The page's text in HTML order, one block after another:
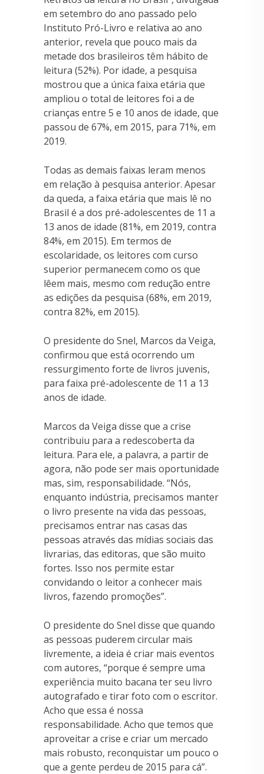
em setembro do ano passado pelo
Instituto Pró-Livro e relativa ao ano
anterior, revela que pouco mais da
metade dos brasileiros têm hábito de
leitura (52%). Por idade, a pesquisa
mostrou que a única faixa etária que
ampliou o total de leitores foi a de
crianças entre 5 e 10 anos de idade, que
passou de 67%, em 2015, para 71%, em
2019.
Todas as demais faixas leram menos
em relação à pesquisa anterior. Apesar
da queda, a faixa etária que mais lê no
Brasil é a dos pré-adolescentes de 11 a
13 anos de idade (81%, em 2019, contra
84%, em 2015). Em termos de
escolaridade, os leitores com curso
superior permanecem como os que
lêem mais, mesmo com redução entre
as edições da pesquisa (68%, em 2019,
contra 82%, em 2015).
O presidente do Snel, Marcos da Veiga,
confirmou que está ocorrendo um
ressurgimento forte de livros juvenis,
para faixa pré-adolescente de 11 a 13
anos de idade.
Marcos da Veiga disse que a crise
contribuiu para a redescoberta da
leitura. Para ele, a palavra, a partir de
agora, não pode ser mais oportunidade
mas, sim, responsabilidade. “Nós,
enquanto indústria, precisamos manter
o livro presente na vida das pessoas,
precisamos entrar nas casas das
pessoas através das mídias sociais das
livrarias, das editoras, que são muito
fortes. Isso nos permite estar
convidando o leitor a conhecer mais
livros, fazendo promoções”.
O presidente do Snel disse que quando
as pessoas puderem circular mais
livremente, a ideia é criar mais eventos
com autores, “porque é sempre uma
experiência muito bacana ter seu livro
autografado e tirar foto com o escritor.
Acho que essa é nossa
responsabilidade. Acho que temos que
aproveitar a crise e criar um mercado
mais robusto, reconquistar um pouco o
que a gente perdeu de 2015 para cá”.